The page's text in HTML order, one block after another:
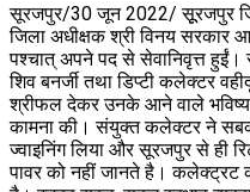
सूरजपुर/30 जून 2022/ सूूरजपुर
जिला अधीक्षक श्री विनय सरकार
पश्चात् अपने पद से सेवानिवृत्त
शिव बनर्जी तथा डिप्टी कलेक्टर
श्रीफल देकर उनके आने वाले भविष्य
कामना की। संयुक्त कलेक्टर ने
ज्वाइनिंग लिया और सूरजपुर से ही
पावर को नहीं जानते है। कलेक्ट्रट